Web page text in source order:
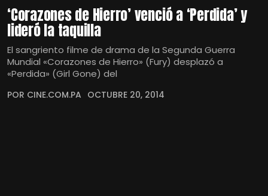
‘Corazones de Hierro’ venció a ‘Perdida’ y
lideró la taquilla
El sangriento filme de drama de la Segunda Guerra
Mundial «Corazones de Hierro» (Fury) desplazó a
«Perdida» (Girl Gone) del
POR CINE.COM.PA OCTUBRE 20, 2014